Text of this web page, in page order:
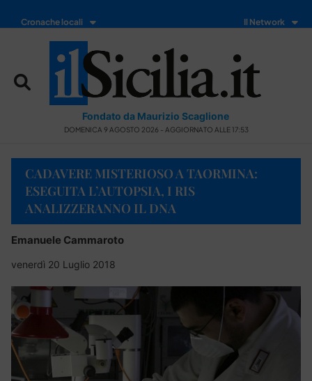
Cronache locali Il Network
Fondato da Maurizio Scaglione
DOMENICA 9 AGOSTO 2026 - AGGIORNATO ALLE 17:53
CADAVERE MISTERIOSO A TAORMINA:
ESEGUITA L’AUTOPSIA, I RIS
ANALIZZERANNO IL DNA
Emanuele Cammaroto
venerdì 20 Luglio 2018